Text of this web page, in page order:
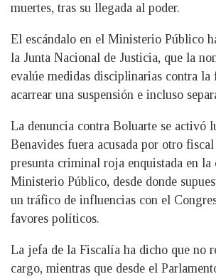
muertes, tras su llegada al poder.
El escándalo en el Ministerio Público
la Junta Nacional de Justicia, que la
evalúe medidas disciplinarias contra la
acarrear una suspensión e incluso
La denuncia contra Boluarte se activó
Benavides fuera acusada por otro
presunta criminal roja enquistada en la
Ministerio Público, desde donde
un tráfico de influencias con el
favores políticos.
La jefa de la Fiscalía ha dicho que no
cargo, mientras que desde el